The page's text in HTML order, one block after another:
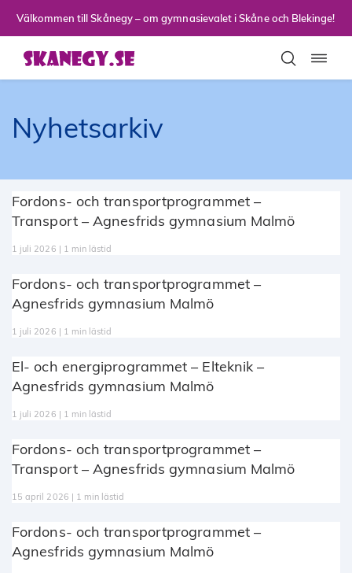
Välkommen till Skånegy – om gymnasievalet i Skåne och Blekinge!
Nyhetsarkiv
Fordons- och transportprogrammet –
Transport – Agnesfrids gymnasium Malmö
1 juli 2026 | 1 min lästid
Fordons- och transportprogrammet –
Agnesfrids gymnasium Malmö
1 juli 2026 | 1 min lästid
El- och energiprogrammet – Elteknik –
Agnesfrids gymnasium Malmö
1 juli 2026 | 1 min lästid
Fordons- och transportprogrammet –
Transport – Agnesfrids gymnasium Malmö
15 april 2026 | 1 min lästid
Fordons- och transportprogrammet –
Agnesfrids gymnasium Malmö